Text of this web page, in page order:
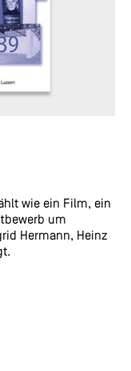
wie ein Film, ein
um
Hermann, Heinz